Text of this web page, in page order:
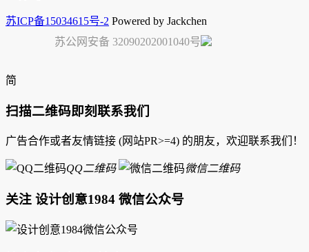
苏ICP备15034615号-2 Powered by Jackchen
苏公网安备 32090202001040号
简
扫描二维码即刻联系我们
广告合作或者友情链接 (网站PR>=4) 的朋友，欢迎联系我们！
QQ二维码 微信二维码
关注 设计创意1984 微信公众号